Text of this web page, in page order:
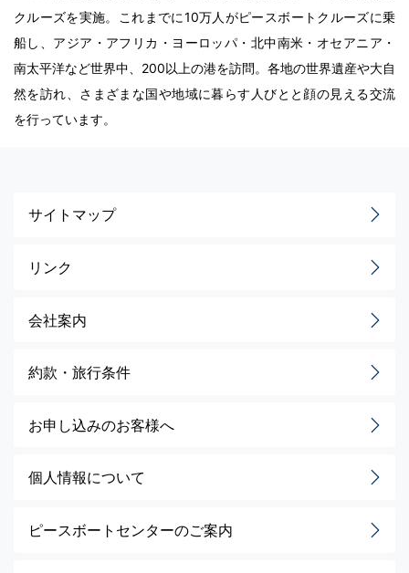
クルーズを実施。これまでに10万人がピースボートクルーズに乗
船し、アジア・アフリカ・ヨーロッパ・北中南米・オセアニア・
南太平洋など世界中、200以上の港を訪問。各地の世界遺産や大自
然を訪れ、さまざまな国や地域に暮らす人びとと顔の見える交流
を行っています。
サイトマップ
リンク
会社案内
約款・旅行条件
お申し込みのお客様へ
個人情報について
ピースボートセンターのご案内